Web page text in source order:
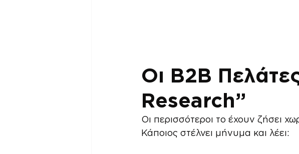
Οι B2B
Research”
Οι περισσότεροι το έχουν ζήσει
Κάποιος στέλνει μήνυμα και λέει: